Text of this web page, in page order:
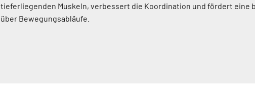
tieferliegenden Muskeln, verbessert die Koordination und fördert eine
über Bewegungsabläufe.